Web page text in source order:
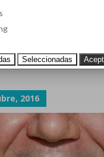
2016
Seleccionadas